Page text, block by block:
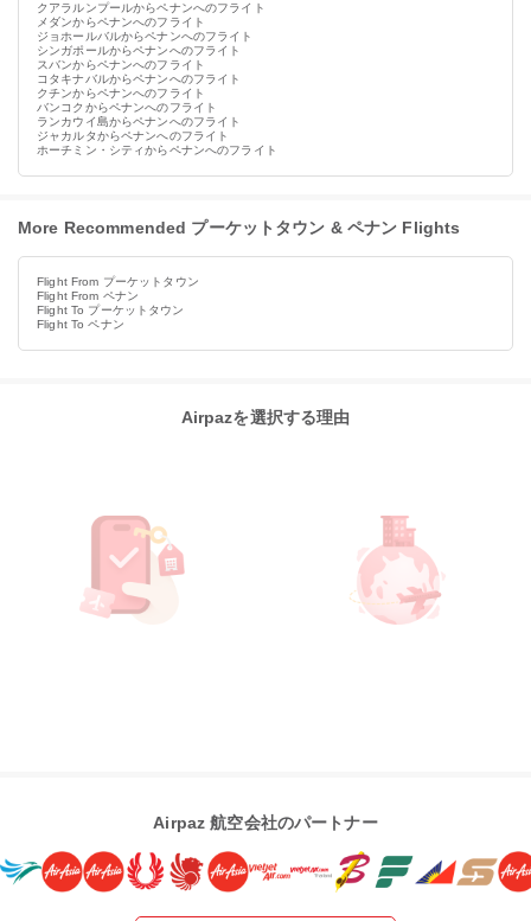
クアラルンプールからペナンへのフライト
メダンからペナンへのフライト
ジョホールバルからペナンへのフライト
シンガポールからペナンへのフライト
スバンからペナンへのフライト
コタキナバルからペナンへのフライト
クチンからペナンへのフライト
バンコクからペナンへのフライト
ランカウイ島からペナンへのフライト
ジャカルタからペナンへのフライト
ホーチミン・シティからペナンへのフライト
More Recommended プーケットタウン & ペナン Flights
Flight From プーケットタウン
Flight From ペナン
Flight To プーケットタウン
Flight To ペナン
Airpazを選択する理由
Airpaz 航空会社のパートナー